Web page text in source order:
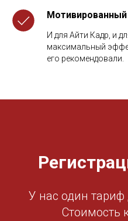
Мотивированный
И для Айти Кадр, и
максимальный
его рекомендовали.
У нас один тариф
Стоимость